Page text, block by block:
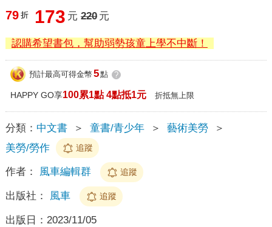
79 折 173 元 220 元
認購希望書包，幫助弱勢孩童上學不中斷！
預計最高可得金幣 5點 ?
HAPPY GO享100累1點 4點抵1元 折抵無上限
分類： 中文書 ＞ 童書/青少年 ＞ 藝術美勞
＞
美勞/勞作
追蹤
作者： 風車編輯群 追蹤
出版社： 風車 追蹤
出版日： 2023/11/05